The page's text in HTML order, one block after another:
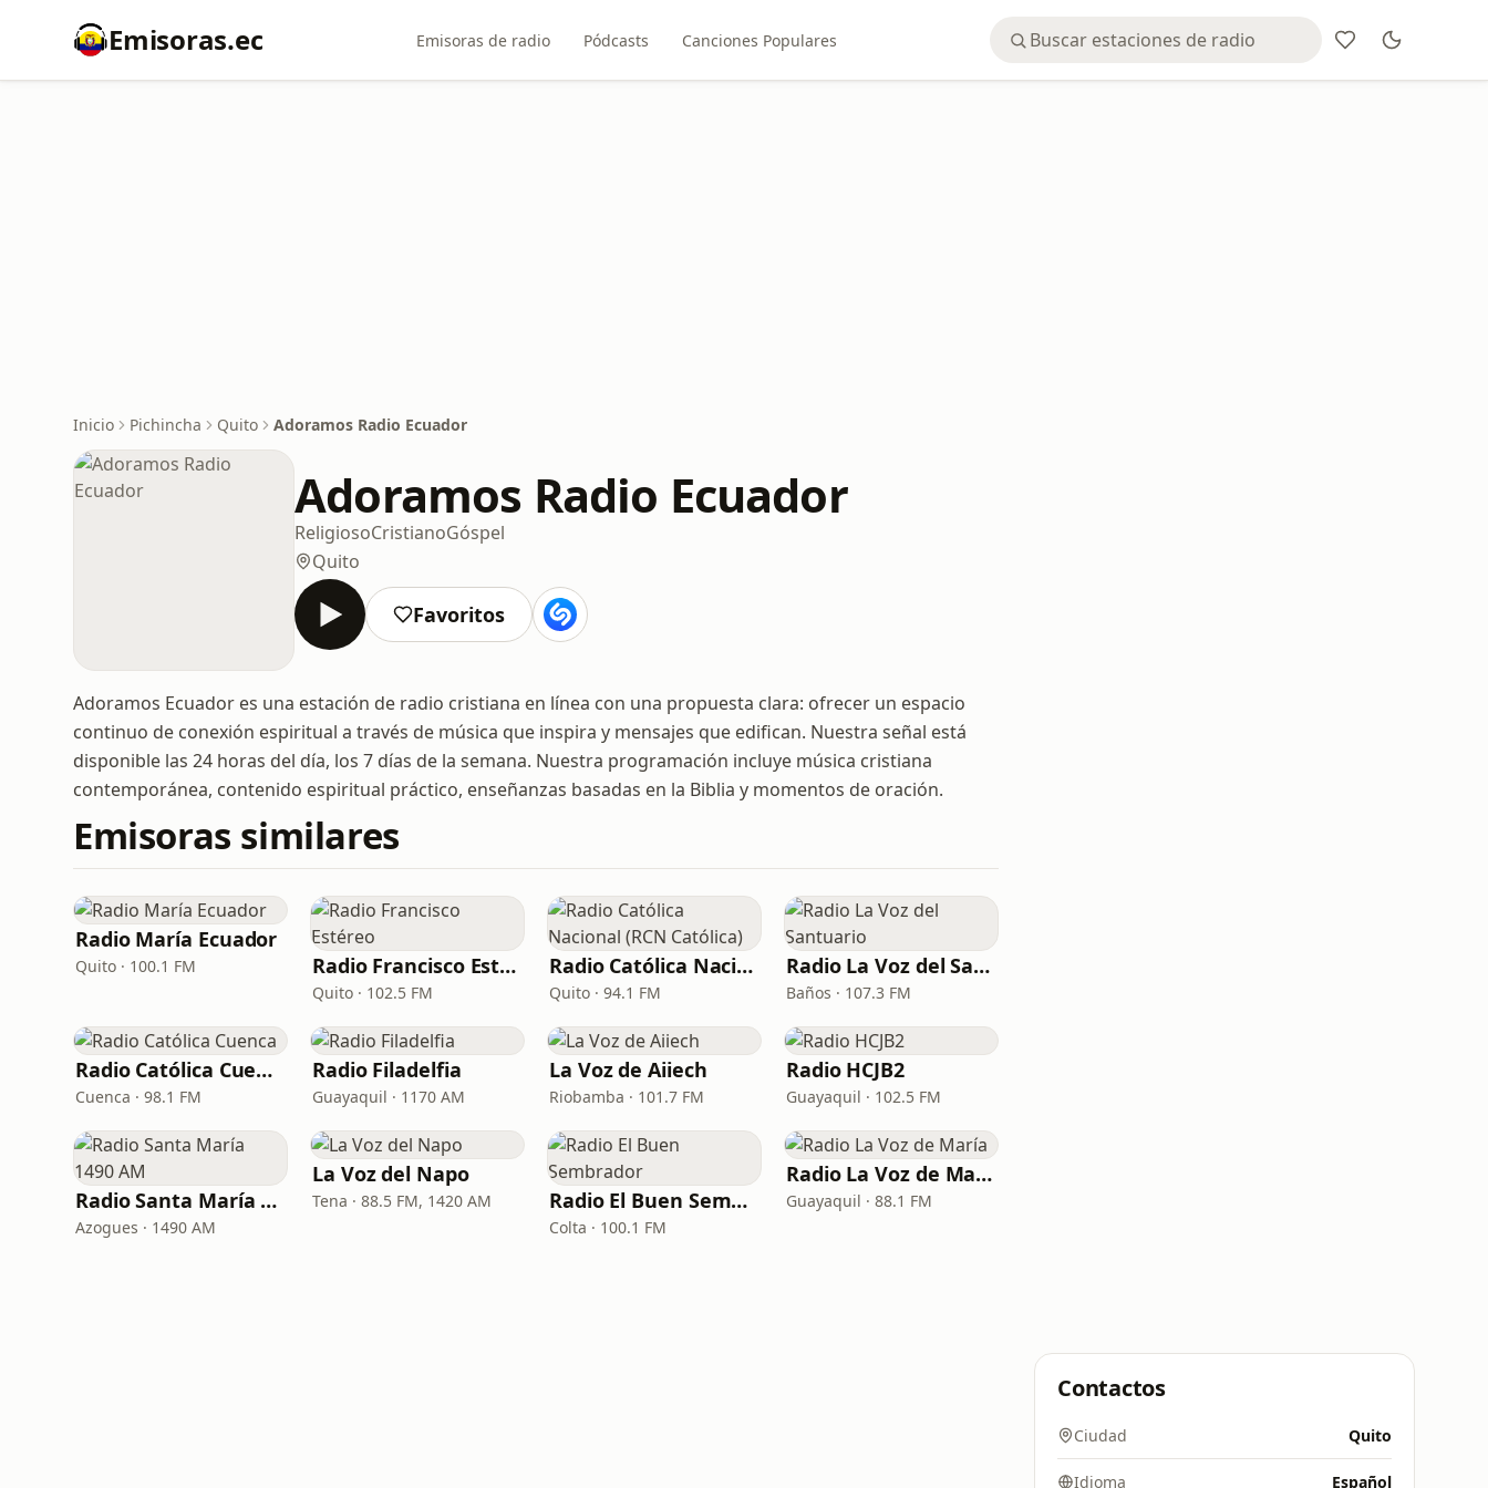
Emisoras.ec Emisoras de radio Pódcasts Canciones Populares
Inicio Pichincha Quito Adoramos Radio Ecuador
Adoramos Radio Ecuador
ReligiosoCristianoGóspel
Quito
Favoritos
Adoramos Ecuador es una estación de radio cristiana en línea con una propuesta clara: ofrecer un espacio
continuo de conexión espiritual a través de música que inspira y mensajes que edifican. Nuestra señal está
disponible las 24 horas del día, los 7 días de la semana. Nuestra programación incluye música cristiana
contemporánea, contenido espiritual práctico, enseñanzas basadas en la Biblia y momentos de oración.
Emisoras similares
Radio María Ecuador
Quito · 100.1 FM Radio Francisco Estéreo
Quito · 102.5 FM
Radio Católica Nacional (RCN Católica)
Quito · 94.1 FM
Radio La Voz del Santuario
Baños · 107.3 FM
Radio Católica Cuenca
Cuenca · 98.1 FM
Radio Filadelfia
Guayaquil · 1170 AM
La Voz de Aiiech
Riobamba · 101.7 FM
Radio HCJB2
Guayaquil · 102.5 FM
Radio Santa María 1490 AM
Azogues · 1490 AM
La Voz del Napo
Tena · 88.5 FM, 1420 AM Radio El Buen Sembrador
Colta · 100.1 FM
Radio La Voz de María
Guayaquil · 88.1 FM
Contactos
Ciudad Quito
Idioma Español